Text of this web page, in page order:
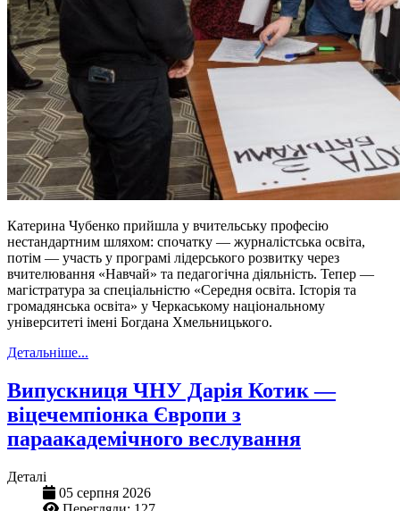
Катерина Чубенко прийшла у вчительську професію
нестандартним шляхом: спочатку — журналістська освіта,
потім — участь у програмі лідерського розвитку через
вчителювання «Навчай» та педагогічна діяльність. Тепер —
магістратура за спеціальністю «Середня освіта. Історія та
громадянська освіта» у Черкаському національному
університеті імені Богдана Хмельницького.
Детальніше...
Випускниця ЧНУ Дарія Котик —
віцечемпіонка Європи з
параакадемічного веслування
Деталі
05 серпня 2026